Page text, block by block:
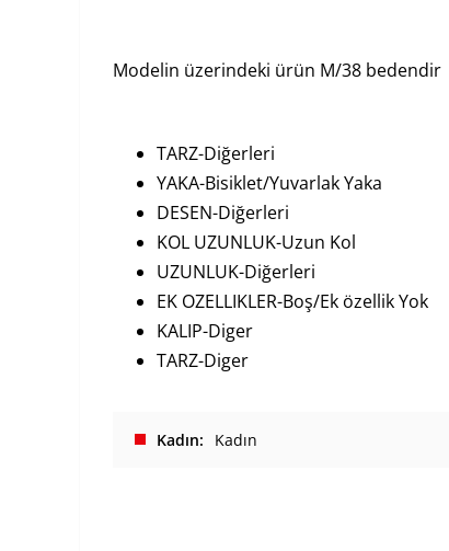
Modelin üzerindeki ürün M/38 bedendir
TARZ-Diğerleri
YAKA-Bisiklet/Yuvarlak Yaka
DESEN-Diğerleri
KOL UZUNLUK-Uzun Kol
UZUNLUK-Diğerleri
EK OZELLIKLER-Boş/Ek özellik Yok
KALIP-Diger
TARZ-Diger
Kadın Kadın